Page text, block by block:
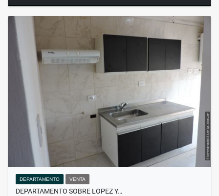
DEPARTAMENTO VENTA
DEPARTAMENTO SOBRE LOPEZ Y…